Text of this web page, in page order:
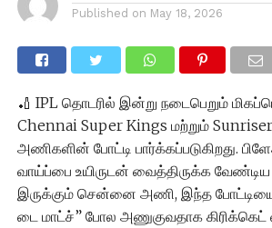
Published on May 18, 2026
🏏 IPL தொடரில் இன்று நடைபெறும்
Chennai Super Kings மற்றும்
அணிகளின் போட்டி பார்க்கப்படுகிறது.
வாய்ப்பை உயிருடன் வைத்திருக்க
இருக்கும் சென்னை அணி, இந்த
டை மாட்ச்” போல அணுகுவதாக